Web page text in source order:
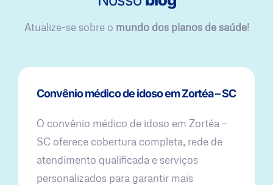
Atualize-se sobre o mundo dos planos de saúde!
Convênio médico de idoso em Zortéa – SC
O convênio médico de idoso em Zortéa –
SC oferece cobertura completa, rede de
atendimento qualificada e serviços
personalizados para garantir mais